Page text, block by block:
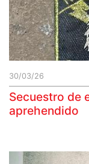
30/03/26
Secuestro de
aprehendido